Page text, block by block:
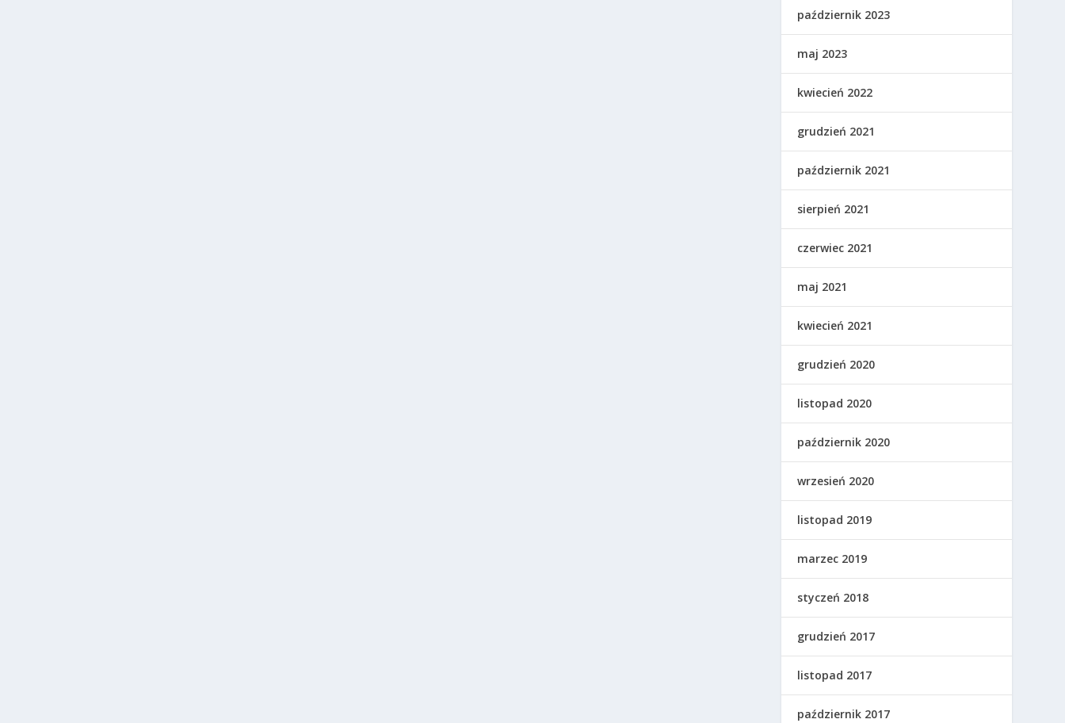
październik 2023
maj 2023
kwiecień 2022
grudzień 2021
październik 2021
sierpień 2021
czerwiec 2021
maj 2021
kwiecień 2021
grudzień 2020
listopad 2020
październik 2020
wrzesień 2020
listopad 2019
marzec 2019
styczeń 2018
grudzień 2017
listopad 2017
październik 2017